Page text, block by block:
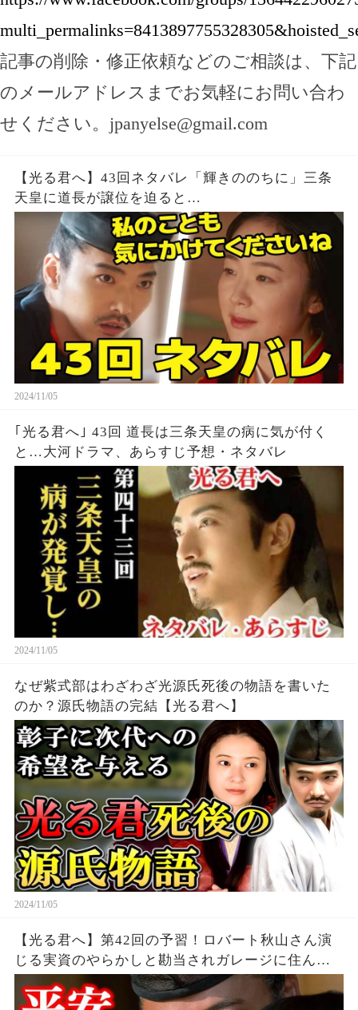
記事の削除・修正依頼などのご相談は、下記
のメールアドレスまでお気軽にお問い合わ
せください。 jpanyelse@gmail.com
【光る君へ】43回ネタバレ「輝きののちに」三条
天皇に道長が譲位を迫ると…
2024/11/05
｢光る君へ｣ 43回 道長は三条天皇の病に気が付く
と…大河ドラマ、あらすじ予想・ネタバレ
2024/11/05
なぜ紫式部はわざわざ光源氏死後の物語を書いた
のか？源氏物語の完結【光る君へ】
2024/11/05
【光る君へ】第42回の予習！ロバート秋山さん演
じる実資のやらかしと勘当されガレージに住んだ
女御【大河ドラマネタバレ】ドラマ考察|家系図|相
関図